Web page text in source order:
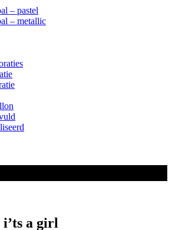
– pastel
– metallic
i’ts a girl